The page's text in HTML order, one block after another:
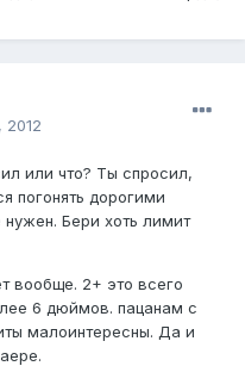
2012
или что? Ты спросил,
погонять дорогими
Бери хоть лимит
вообще. 2+ это всего
6 дюймов. пацанам с
малоинтересны. Да и